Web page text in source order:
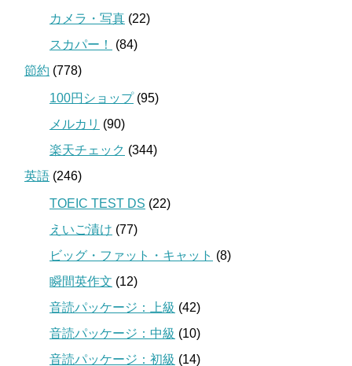
カメラ・写真 (22)
スカパー！
(84)
節約 (778)
100円ショップ(95)
メルカリ (90)
楽天チェック (344)
英語 (246)
TOEIC TEST DS (22)
えいご漬け (77)
ビッグ・ファット・キャット (8)
瞬間英作文 (12)
音読パッケージ：上級 (42)
音読パッケージ：中級 (10)
音読パッケージ：初級 (14)